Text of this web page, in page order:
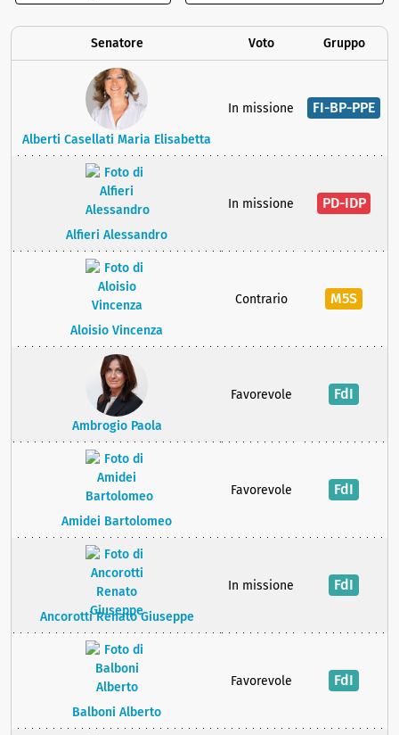
Senatore Voto Gruppo
Alberti Casellati Maria Elisabetta
In missione FI-BP-PPE
Alfieri Alessandro
In missione PD-IDP
Aloisio Vincenza
Contrario M5S
Ambrogio Paola
Favorevole FdI
Amidei Bartolomeo
Favorevole FdI
Ancorotti Renato Giuseppe
In missione FdI
Balboni Alberto
Favorevole FdI